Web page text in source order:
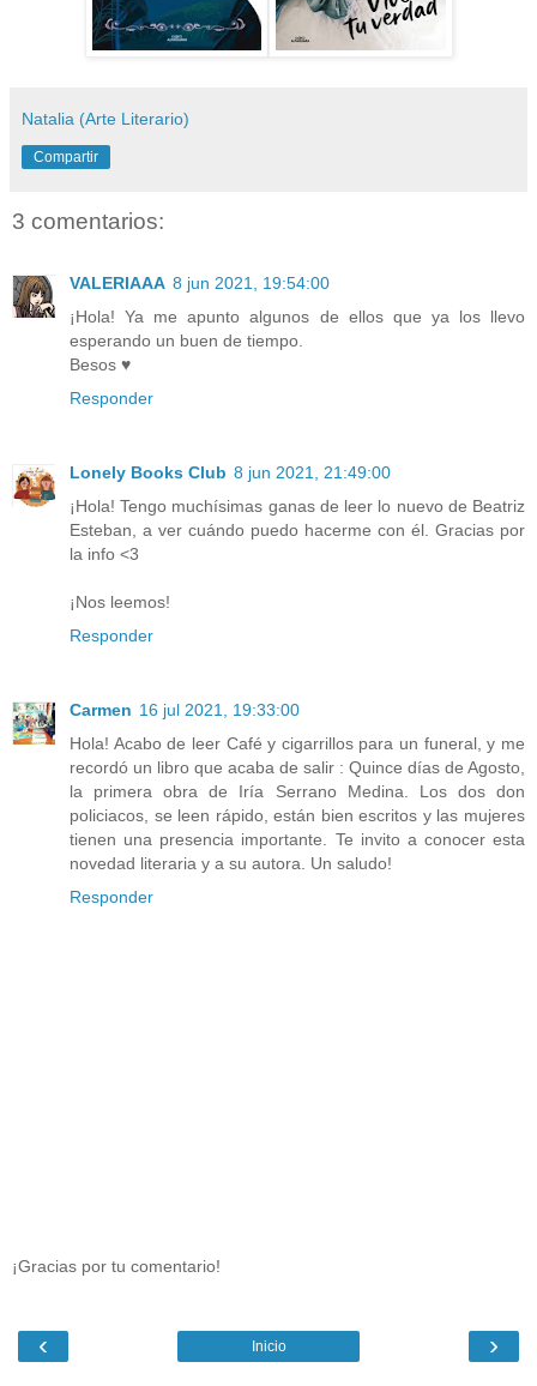
Natalia (Arte Literario)
Compartir
3 comentarios:
VALERIAAA 8 jun 2021, 19:54:00
¡Hola! Ya me apunto algunos de ellos que ya los llevo
esperando un buen de tiempo.
Besos ♥
Responder
Lonely Books Club 8 jun 2021, 21:49:00
¡Hola! Tengo muchísimas ganas de leer lo nuevo de Beatriz
Esteban, a ver cuándo puedo hacerme con él. Gracias por
la info <3
¡Nos leemos!
Responder
Carmen 16 jul 2021, 19:33:00
Hola! Acabo de leer Café y cigarrillos para un funeral, y me
recordó un libro que acaba de salir : Quince días de Agosto,
la primera obra de Iría Serrano Medina. Los dos don
policiacos, se leen rápido, están bien escritos y las mujeres
tienen una presencia importante. Te invito a conocer esta
novedad literaria y a su autora. Un saludo!
Responder
¡Gracias por tu comentario!
‹ ›
Inicio